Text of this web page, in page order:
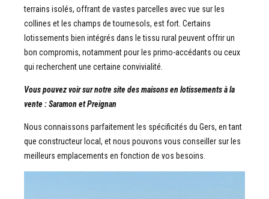
terrains isolés, offrant de vastes parcelles avec vue sur les
collines et les champs de tournesols, est fort. Certains
lotissements bien intégrés dans le tissu rural peuvent offrir un
bon compromis, notamment pour les primo-accédants ou ceux
qui recherchent une certaine convivialité.
Vous pouvez voir sur notre site des maisons en lotissements à la
vente : Saramon et Preignan
Nous connaissons parfaitement les spécificités du Gers, en tant
que constructeur local, et nous pouvons vous conseiller sur les
meilleurs emplacements en fonction de vos besoins.